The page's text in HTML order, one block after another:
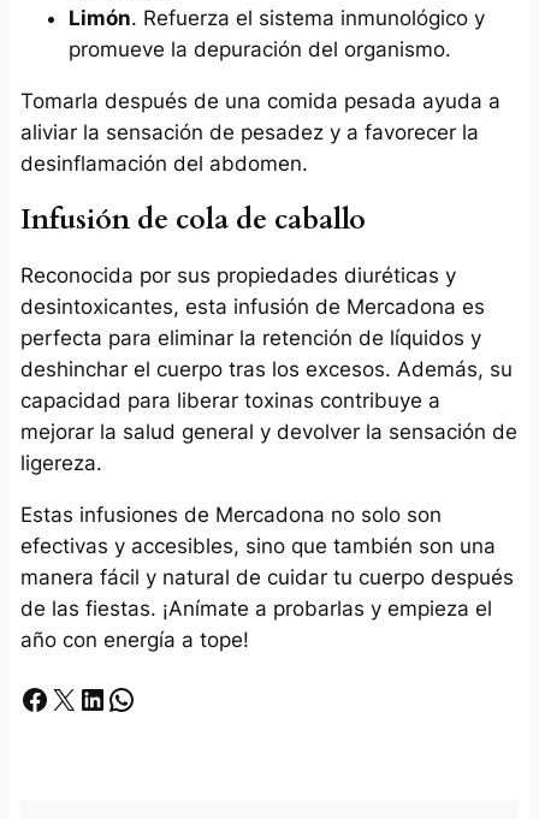
Limón. Refuerza el sistema inmunológico y
promueve la depuración del organismo.
Tomarla después de una comida pesada ayuda a
aliviar la sensación de pesadez y a favorecer la
desinflamación del abdomen.
Infusión de cola de caballo
Reconocida por sus propiedades diuréticas y
desintoxicantes, esta infusión de Mercadona es
perfecta para eliminar la retención de líquidos y
deshinchar el cuerpo tras los excesos. Además, su
capacidad para liberar toxinas contribuye a
mejorar la salud general y devolver la sensación de
ligereza.
Estas infusiones de Mercadona no solo son
efectivas y accesibles, sino que también son una
manera fácil y natural de cuidar tu cuerpo después
de las fiestas. ¡Anímate a probarlas y empieza el
año con energía a tope!
Facebook X LinkedIn Whatsapp